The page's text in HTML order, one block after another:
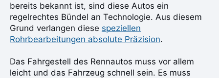
bereits bekannt ist, sind diese Autos ein
regelrechtes Bündel an Technologie. Aus diesem
Grund verlangen diese speziellen
Rohrbearbeitungen absolute Präzision.
Das Fahrgestell des Rennautos muss vor allem
leicht und das Fahrzeug schnell sein. Es muss